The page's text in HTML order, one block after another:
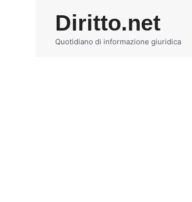
Diritto.net
Quotidiano di informazione giuridica